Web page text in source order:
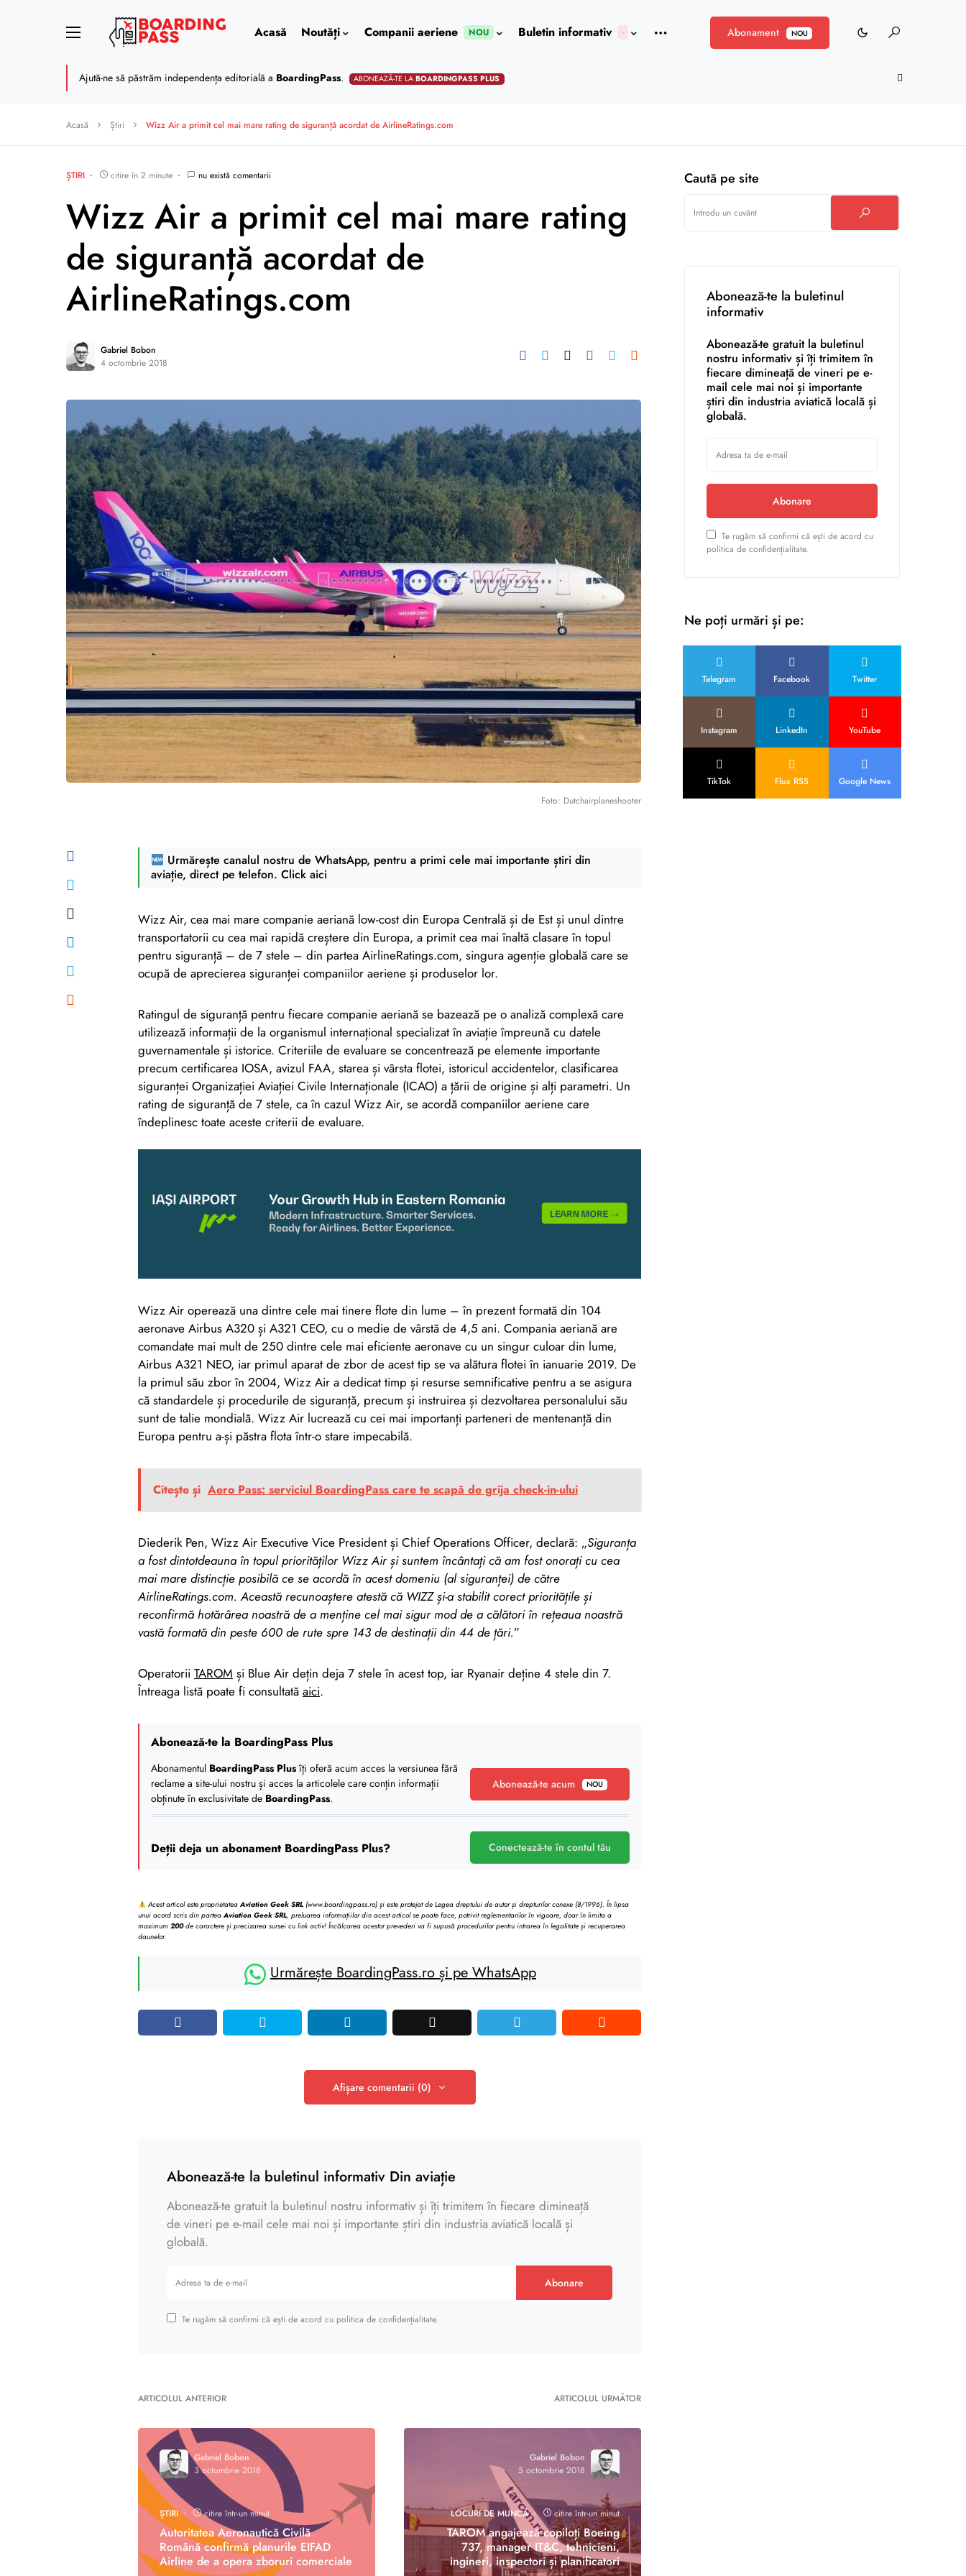
Acasă Noutăți Companii aeriene NOU Buletin informativ Abonament NOU
Ajută-ne să păstrăm independența editorială a BoardingPass. ABONEAZĂ-TE LABOARDINGPASS PLUS
Acasă Știri Wizz Air a primit cel mai mare rating de siguranță acordat de AirlineRatings.com
ȘTIRI citire în 2 minute nu există comentarii
Wizz Air a primit cel mai mare rating
de siguranță acordat de
AirlineRatings.com
Gabriel Bobon
4 octombrie 2018
Foto: Dutchairplaneshooter
Urmărește canalul nostru de WhatsApp, pentru a primi cele mai importante știri din
aviație, direct pe telefon. Click aici
Wizz Air, cea mai mare companie aeriană low-cost din Europa Centrală și de Est și unul dintre
transportatorii cu cea mai rapidă creștere din Europa, a primit cea mai înaltă clasare în topul
pentru siguranță – de 7 stele – din partea AirlineRatings.com, singura agenție globală care se
ocupă de aprecierea siguranței companiilor aeriene și produselor lor.
Ratingul de siguranță pentru fiecare companie aeriană se bazează pe o analiză complexă care
utilizează informații de la organismul internațional specializat în aviație împreună cu datele
guvernamentale și istorice. Criteriile de evaluare se concentrează pe elemente importante
precum certificarea IOSA, avizul FAA, starea și vârsta flotei, istoricul accidentelor, clasificarea
siguranței Organizației Aviației Civile Internaționale (ICAO) a țării de origine și alți parametri. Un
rating de siguranță de 7 stele, ca în cazul Wizz Air, se acordă companiilor aeriene care
îndeplinesc toate aceste criterii de evaluare.
Wizz Air operează una dintre cele mai tinere flote din lume – în prezent formată din 104
aeronave Airbus A320 și A321 CEO, cu o medie de vârstă de 4,5 ani. Compania aeriană are
comandate mai mult de 250 dintre cele mai eficiente aeronave cu un singur culoar din lume,
Airbus A321 NEO, iar primul aparat de zbor de acest tip se va alătura flotei în ianuarie 2019. De
la primul său zbor în 2004, Wizz Air a dedicat timp și resurse semnificative pentru a se asigura
că standardele și procedurile de siguranță, precum și instruirea și dezvoltarea personalului său
sunt de talie mondială. Wizz Air lucrează cu cei mai importanți parteneri de mentenanță din
Europa pentru a-și păstra flota într-o stare impecabilă.
Citește și Aero Pass: serviciul BoardingPass care te scapă de grija check-in-ului
Diederik Pen, Wizz Air Executive Vice President și Chief Operations Officer, declară: „Siguranța
a fost dintotdeauna în topul priorităților Wizz Air și suntem încântați că am fost onorați cu cea
mai mare distincție posibilă ce se acordă în acest domeniu (al siguranței) de către
AirlineRatings.com. Această recunoaștere atestă că WIZZ și-a stabilit corect prioritățile și
reconfirmă hotărârea noastră de a menține cel mai sigur mod de a călători în rețeaua noastră
vastă formată din peste 600 de rute spre 143 de destinații din 44 de țări.”
Operatorii TAROM și Blue Air dețin deja 7 stele în acest top, iar Ryanair deține 4 stele din 7.
Întreaga listă poate fi consultată aici.
Abonează-te la BoardingPass Plus
Abonamentul BoardingPass Plusîți oferă acum acces la versiunea fără
reclame a site-ului nostru și acces la articolele care conțin informații
obținute în exclusivitate de BoardingPass.
Abonează-te acum NOU
Deții deja un abonament BoardingPass Plus? Conectează-te în contul tău
Acest articol este proprietateaAviation Geek SRL (www.boardingpass.ro) și este protejat de Legea dreptului de autor și drepturilor conexe (8/1996). În lipsa
unui acord scris din partea Aviation Geek SRL, preluarea informațiilor din acest articol se poate face, potrivit reglementarilor în vigoare, doar în limita a
maximum 200de caractere și precizarea sursei cu link activ! Încălcarea acestor prevederi va fi supusă procedurilor pentru intrarea în legalitate și recuperarea
daunelor.
Urmărește BoardingPass.ro și pe WhatsApp
Afișare comentarii (0)
Abonează-te la buletinul informativ Din aviație
Abonează-te gratuit la buletinul nostru informativ și îți trimitem în fiecare dimineață
de vineri pe e-mail cele mai noi și importante știri din industria aviatică locală și
globală.
Abonare
Te rugăm să confirmi că ești de acord cu politica de confidențialitate.
ARTICOLUL ANTERIOR
Gabriel Bobon
3 octombrie 2018
ȘTIRI citire într-un minut
Autoritatea Aeronautică Civilă
Română confirmă planurile EIFAD
Airline de a opera zboruri comerciale
ARTICOLUL URMĂTOR
Gabriel Bobon
5 octombrie 2018
LOCURI DE MUNCĂ citire într-un minut
TAROM angajează copiloți Boeing
737, manager IT&C, tehnicieni,
ingineri, inspectori și planificatori
Caută pe site
Abonează-te la buletinul
informativ
Abonează-te gratuit la buletinul
nostru informativ și îți trimitem în
fiecare dimineață de vineri pe e-
mail cele mai noi și importante
știri din industria aviatică locală și
globală.
Abonare
Te rugăm să confirmi că ești de acord cu
politica de confidențialitate.
Ne poți urmări și pe:
Telegram Facebook Twitter
Instagram LinkedIn YouTube
TikTok Flux RSS Google News